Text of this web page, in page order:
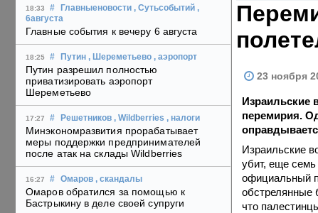
18:33 # Главныеновости , Сутьсобытий ,
6августа
Главные события к вечеру 6 августа
18:25 # Путин , Шереметьево , аэропорт
Путин разрешил полностью
приватизировать аэропорт
Шереметьево
17:27 # Решетников , Wildberries , налоги
Минэкономразвития прорабатывает
меры поддержки предпринимателей
после атак на склады Wildberries
16:27 # Омаров , скандалы
Омаров обратился за помощью к
Бастрыкину в деле своей супруги
23 ноября
Израильские
перемирия.
Израильские
убит, еще
официальный
обстрелянные
что